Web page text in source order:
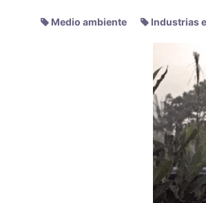
Medio ambiente Industrias